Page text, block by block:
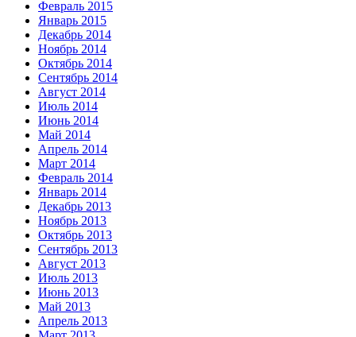
Февраль 2015
Январь 2015
Декабрь 2014
Ноябрь 2014
Октябрь 2014
Сентябрь 2014
Август 2014
Июль 2014
Июнь 2014
Май 2014
Апрель 2014
Март 2014
Февраль 2014
Январь 2014
Декабрь 2013
Ноябрь 2013
Октябрь 2013
Сентябрь 2013
Август 2013
Июль 2013
Июнь 2013
Май 2013
Апрель 2013